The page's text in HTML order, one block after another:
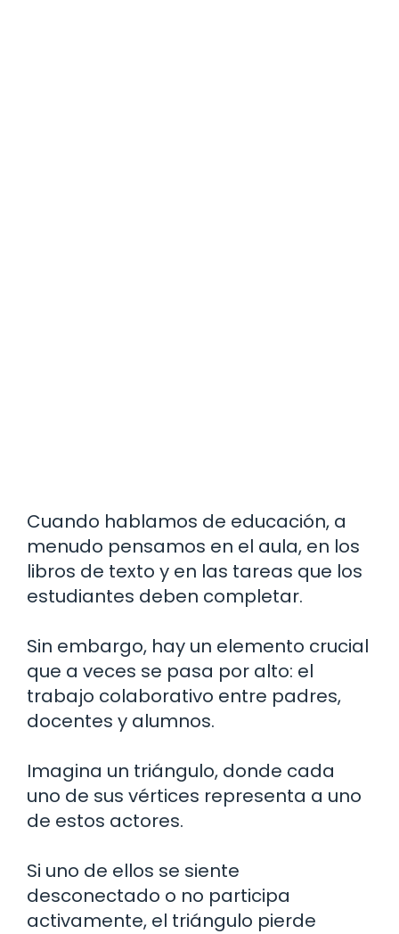
Cuando hablamos de educación, a
menudo pensamos en el aula, en los
libros de texto y en las tareas que los
estudiantes deben completar.
Sin embargo, hay un elemento crucial
que a veces se pasa por alto: el
trabajo colaborativo entre padres,
docentes y alumnos.
Imagina un triángulo, donde cada
uno de sus vértices representa a uno
de estos actores.
Si uno de ellos se siente
desconectado o no participa
activamente, el triángulo pierde